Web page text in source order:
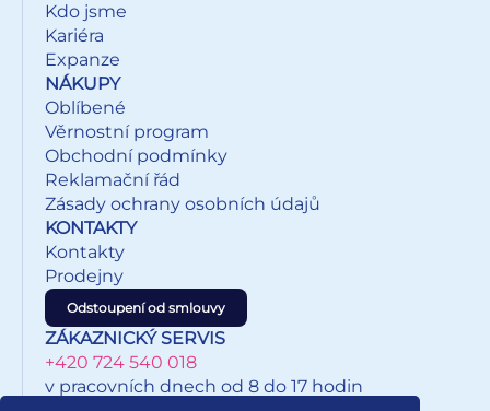
• Batoh je velmi lehký, jeho hmotnost je pouze 460 g.
Kdo jsme
Kariéra
Expanze
NÁKUPY
Oblíbené
Věrnostní program
Obchodní podmínky
Reklamační řád
Zásady ochrany osobních údajů
KONTAKTY
Kontakty
Prodejny
Odstoupení od smlouvy
ZÁKAZNICKÝ SERVIS
+420 724 540 018
v pracovních dnech od 8 do 17 hodin